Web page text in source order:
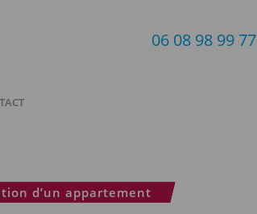
06 08 98 99 77
d’un appartement